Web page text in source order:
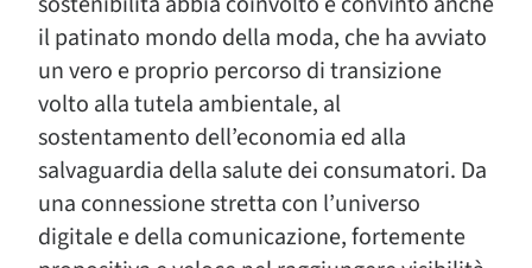
il patinato mondo della moda, che ha avviato
un vero e proprio percorso di transizione
volto alla tutela ambientale, al
sostentamento dell’economia ed alla
salvaguardia della salute dei consumatori. Da
una connessione stretta con l’universo
digitale e della comunicazione, fortemente